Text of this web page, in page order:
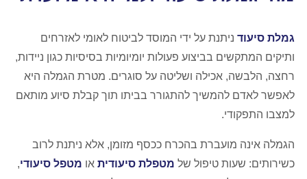
גמלת סיעוד ניתנת על ידי המוסד לביטוח לאומי לאזרחים
ותיקים המתקשים בביצוע פעולות יומיומיות בסיסיות כגון ניידות,
רחצה, הלבשה, אכילה ושליטה על סוגרים. מטרת הגמלה היא
לאפשר לאדם להמשיך להתגורר בביתו תוך קבלת סיוע מותאם
למצבו התפקודי.
הגמלה אינה מועברת בהכרח ככסף מזומן, אלא ניתנת לרוב
כשירותים: שעות טיפול של מטפלת סיעודית או מטפל סיעודי,